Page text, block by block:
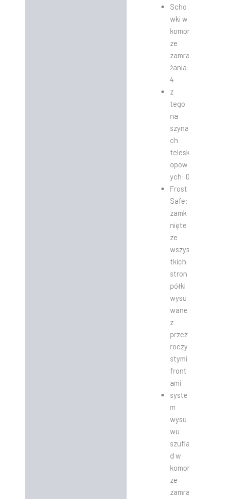
Scho
wki w
komor
ze
zamra
żania:
4
z
tego
na
szyna
ch
telesk
opow
ych: 0
Frost
Safe:
zamk
nięte
ze
wszys
tkich
stron
półki
wysu
wane
z
przez
roczy
stymi
front
ami
syste
m
wysu
wu
szufla
d w
komor
ze
zamra